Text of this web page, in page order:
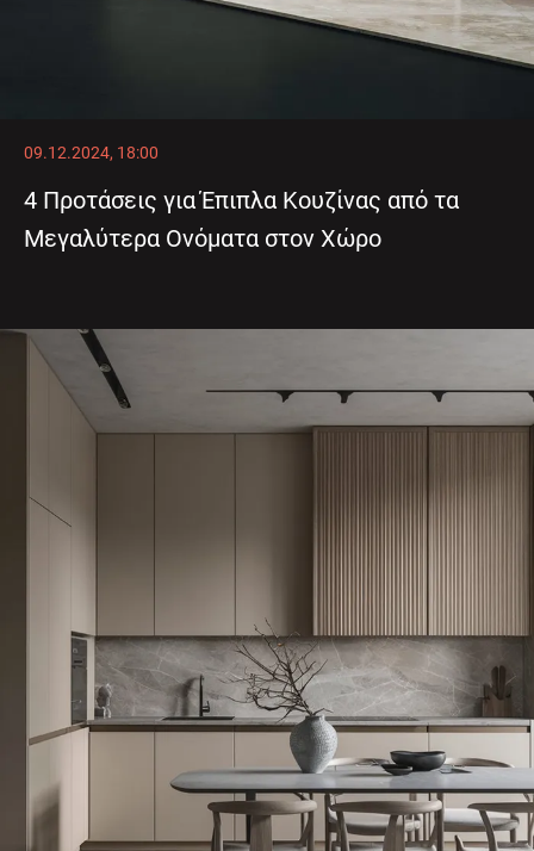
09.12.2024, 18:00
4 Προτάσεις για Έπιπλα Κουζίνας από τα
Μεγαλύτερα Ονόματα στον Χώρο